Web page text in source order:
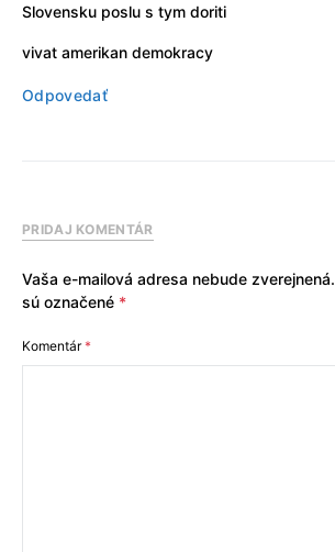
Slovensku poslu s tym doriti
vivat amerikan demokracy
Odpovedať
PRIDAJ KOMENTÁR
Vaša e-mailová adresa nebude zverejnená.
sú označené *
Komentár*